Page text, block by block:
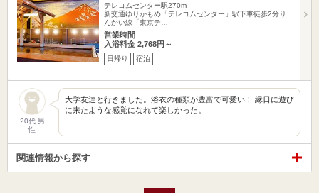
テレコムセンター駅270m
新交通ゆりかもめ「テレコムセンター」駅下車徒歩2分り
んかい線「東京テ…
営業時間
入浴料金 2,768円～
日帰り 宿泊
20代 男
性
大学友達と行きました。浴衣の種類が豊富で可愛い！ 縁日に遊び
に来たような感覚になれて楽しかった。
関連情報から探す